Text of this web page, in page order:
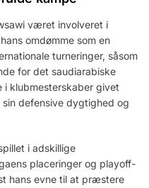
været involveret i
omdømme som en
turneringer, såsom
for det saudiarabiske
i klubmesterskaber givet
defensive dygtighed og
i adskillige
placeringer og playoff-
hans evne til at præstere